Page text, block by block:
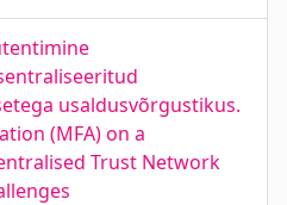
usaldusvõrgustikus.
(MFA) on a
Trust Network